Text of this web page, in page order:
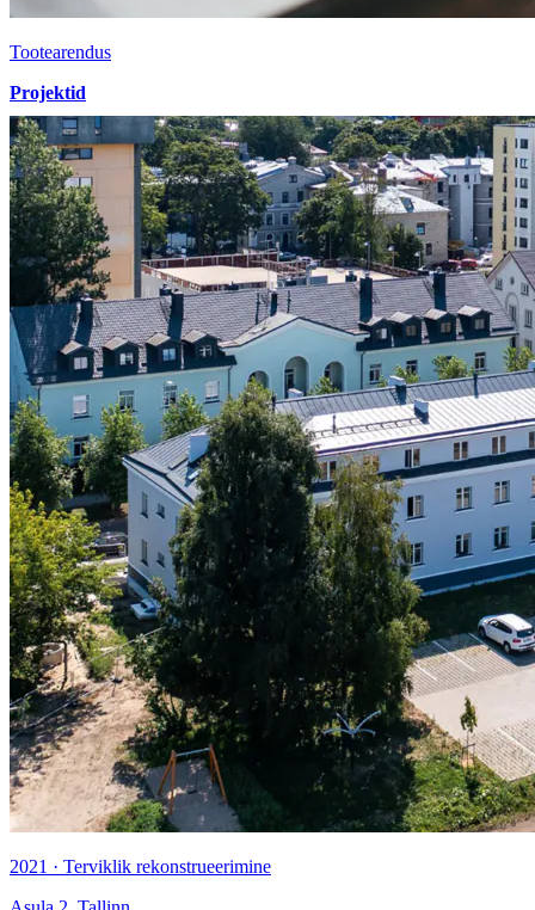
Tootearendus
Projektid
2021 · Terviklik rekonstrueerimine